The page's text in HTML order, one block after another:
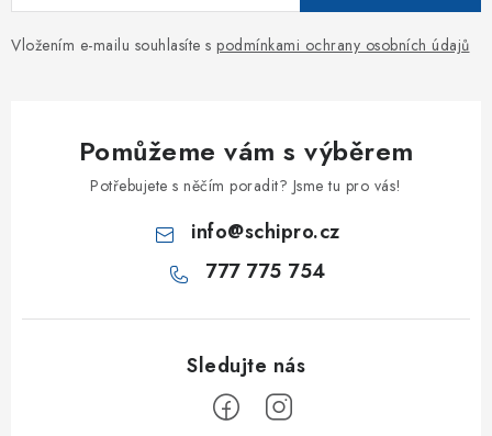
Vložením e-mailu souhlasíte s podmínkami ochrany osobních údajů
Pomůžeme vám s výběrem
Potřebujete s něčím poradit? Jsme tu pro vás!
info@schipro.cz
777 775 754